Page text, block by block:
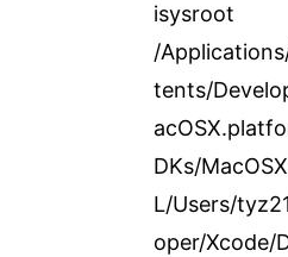
isysroot
/
tents/
DKs/
L/Users/
oper/Xcode/